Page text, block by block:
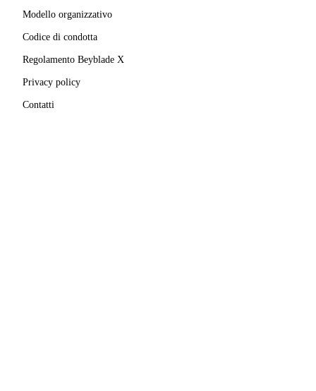
Modello organizzativo
Codice di condotta
Regolamento Beyblade X
Privacy policy
Contatti